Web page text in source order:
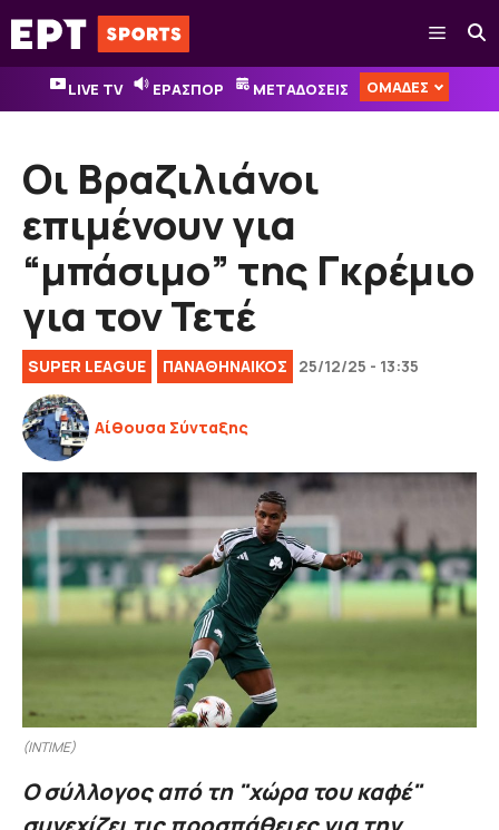
Μετάβαση
σε
περιεχόμενο
Μενού
LIVE TV ΕΡΑΣΠΟΡ ΜΕΤΑΔΟΣΕΙΣ ΟΜΑΔΕΣ
Οι Βραζιλιάνοι
επιμένουν για
“μπάσιμο” της Γκρέμιο
για τον Τετέ
SUPER LEAGUE ΠΑΝΑΘΗΝΑΙΚΟΣ 25/12/25 - 13:35
Αίθουσα Σύνταξης
(INTIME)
Ο σύλλογος από τη "χώρα του καφέ"